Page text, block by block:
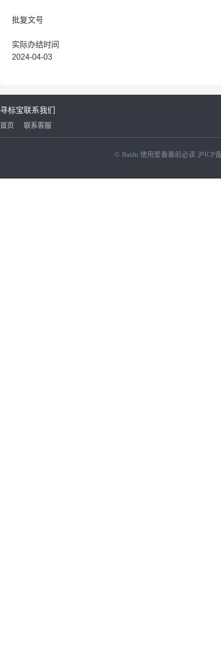
批复文号
实际办结时间
2024-04-03
寻标宝
首页
联系我们
联系客服
© Baidu 使用爱番番前必读 沪ICP